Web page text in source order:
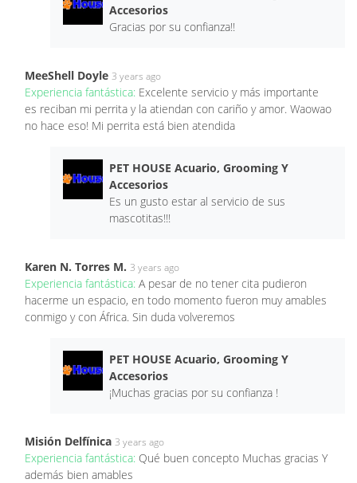
Accesorios
Gracias por su confianza!!
MeeShell Doyle 3 years ago
Experiencia fantástica: Excelente servicio y más importante
es reciban mi perrita y la atiendan con cariño y amor. Waowao
no hace eso! Mi perrita está bien atendida
PET HOUSE Acuario, Grooming Y
Accesorios
Es un gusto estar al servicio de sus
mascotitas!!!
Karen N. Torres M. 3 years ago
Experiencia fantástica: A pesar de no tener cita pudieron
hacerme un espacio, en todo momento fueron muy amables
conmigo y con África. Sin duda volveremos
PET HOUSE Acuario, Grooming Y
Accesorios
¡Muchas gracias por su confianza !
Misión Delfínica 3 years ago
Experiencia fantástica: Qué buen concepto Muchas gracias Y
además bien amables